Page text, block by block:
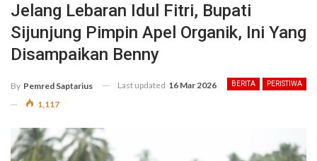
Jelang Lebaran Idul Fitri, Bupati
Sijunjung Pimpin Apel Organik, Ini Yang
Disampaikan Benny
BERITA PERISTIWA
By Pemred Saptarius Last updated 16 Mar 2026
1,117